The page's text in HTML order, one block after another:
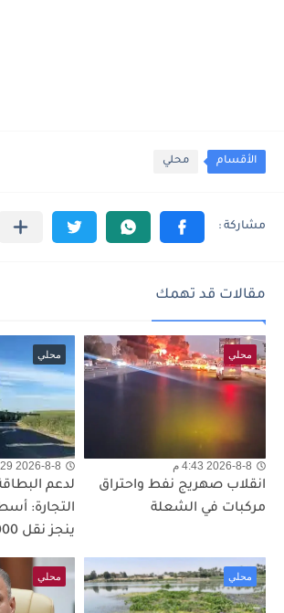
الأقسام محلي
مقالات قد تهمك
محلي
2026-8-8 4:43 م
انقلاب صهريج نفط واحتراق
مركبات في الشعلة
محلي
2026-8-8 4:29 م
لدعم
التجارة:
ينجز نقل 7000...
محلي محلي